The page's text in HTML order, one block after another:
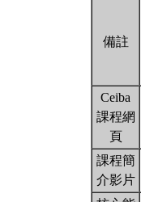
備註
Ceiba
課程網
頁
課程簡
介影片